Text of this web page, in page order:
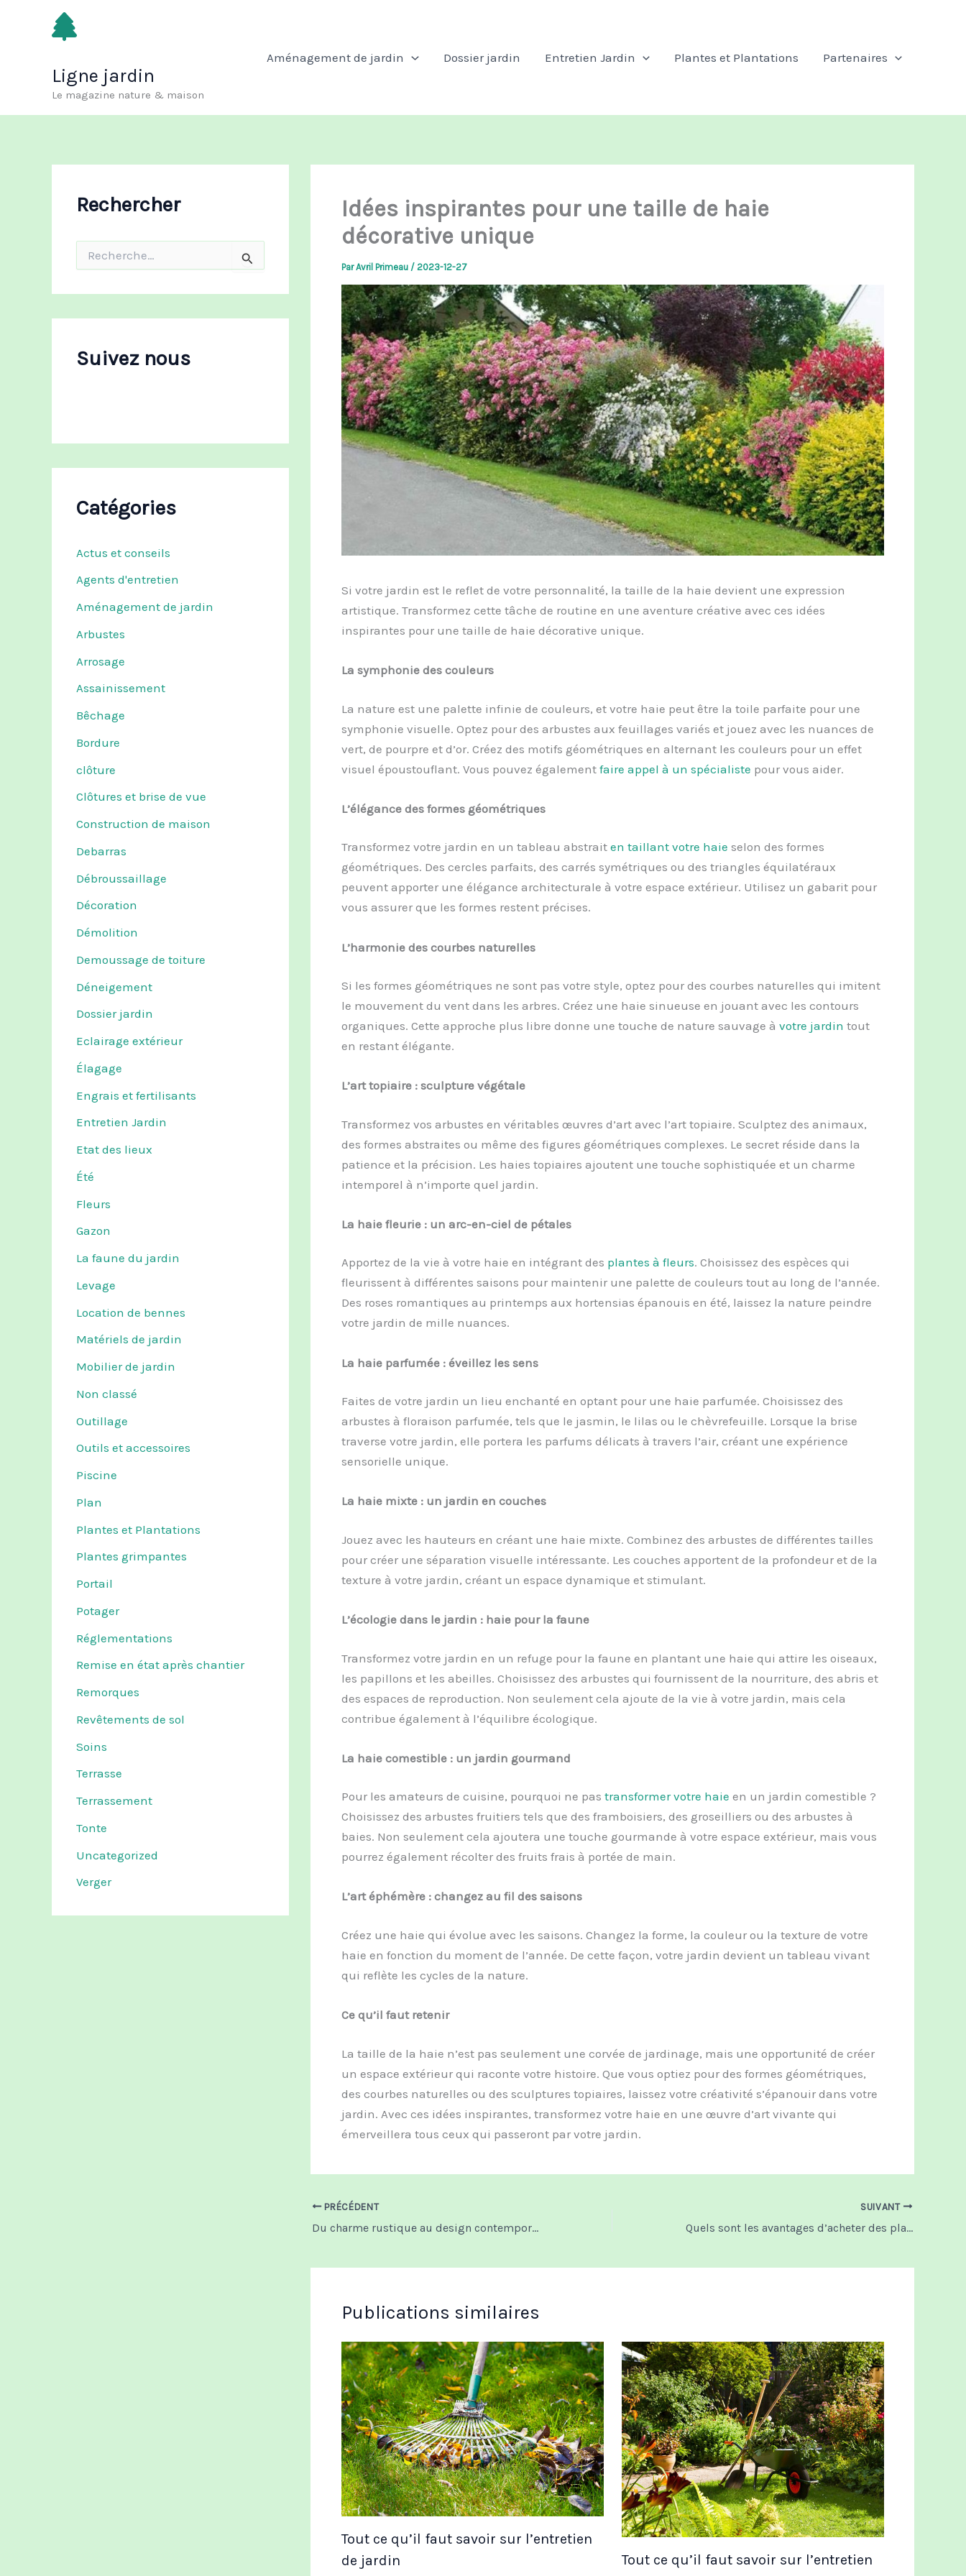
Ligne jardin
Le magazine nature & maison
Aménagement de jardin Dossier jardin Entretien Jardin Plantes et Plantations Partenaires
Rechercher
r
eSuivez nous
Catégories
Actus et conseils
Agents d'entretien
Aménagement de jardin
Arbustes
Arrosage
Assainissement
Bêchage
Bordure
clôture
Clôtures et brise de vue
Construction de maison
Debarras
Débroussaillage
Décoration
Démolition
Demoussage de toiture
Déneigement
Dossier jardin
Eclairage extérieur
Élagage
Engrais et fertilisants
Entretien Jardin
Etat des lieux
Été
Fleurs
Gazon
La faune du jardin
Levage
Location de bennes
Matériels de jardin
Mobilier de jardin
Non classé
Outillage
Outils et accessoires
Piscine
Plan
Plantes et Plantations
Plantes grimpantes
Portail
Potager
Réglementations
Remise en état après chantier
Remorques
Revêtements de sol
Soins
Terrasse
Terrassement
Tonte
Uncategorized
Verger
Idées inspirantes pour une taille de haie
décorative unique
ParAvril Primeau / 2023-12-27
Si votre jardin est le reflet de votre personnalité, la taille de la haie devient une expression
artistique. Transformez cette tâche de routine en une aventure créative avec ces idées
inspirantes pour une taille de haie décorative unique.
La symphonie des couleurs
La nature est une palette infinie de couleurs, et votre haie peut être la toile parfaite pour une
symphonie visuelle. Optez pour des arbustes aux feuillages variés et jouez avec les nuances de
vert, de pourpre et d’or. Créez des motifs géométriques en alternant les couleurs pour un effet
visuel époustouflant. Vous pouvez également faire appel à un spécialiste pour vous aider.
L’élégance des formes géométriques
Transformez votre jardin en un tableau abstrait en taillant votre haie selon des formes
géométriques. Des cercles parfaits, des carrés symétriques ou des triangles équilatéraux
peuvent apporter une élégance architecturale à votre espace extérieur. Utilisez un gabarit pour
vous assurer que les formes restent précises.
L’harmonie des courbes naturelles
Si les formes géométriques ne sont pas votre style, optez pour des courbes naturelles qui imitent
le mouvement du vent dans les arbres. Créez une haie sinueuse en jouant avec les contours
organiques. Cette approche plus libre donne une touche de nature sauvage à votre jardin tout
en restant élégante.
L’art topiaire : sculpture végétale
Transformez vos arbustes en véritables œuvres d’art avec l’art topiaire. Sculptez des animaux,
des formes abstraites ou même des figures géométriques complexes. Le secret réside dans la
patience et la précision. Les haies topiaires ajoutent une touche sophistiquée et un charme
intemporel à n’importe quel jardin.
La haie fleurie : un arc-en-ciel de pétales
Apportez de la vie à votre haie en intégrant des plantes à fleurs. Choisissez des espèces qui
fleurissent à différentes saisons pour maintenir une palette de couleurs tout au long de l’année.
Des roses romantiques au printemps aux hortensias épanouis en été, laissez la nature peindre
votre jardin de mille nuances.
La haie parfumée : éveillez les sens
Faites de votre jardin un lieu enchanté en optant pour une haie parfumée. Choisissez des
arbustes à floraison parfumée, tels que le jasmin, le lilas ou le chèvrefeuille. Lorsque la brise
traverse votre jardin, elle portera les parfums délicats à travers l’air, créant une expérience
sensorielle unique.
La haie mixte : un jardin en couches
Jouez avec les hauteurs en créant une haie mixte. Combinez des arbustes de différentes tailles
pour créer une séparation visuelle intéressante. Les couches apportent de la profondeur et de la
texture à votre jardin, créant un espace dynamique et stimulant.
L’écologie dans le jardin : haie pour la faune
Transformez votre jardin en un refuge pour la faune en plantant une haie qui attire les oiseaux,
les papillons et les abeilles. Choisissez des arbustes qui fournissent de la nourriture, des abris et
des espaces de reproduction. Non seulement cela ajoute de la vie à votre jardin, mais cela
contribue également à l’équilibre écologique.
La haie comestible : un jardin gourmand
Pour les amateurs de cuisine, pourquoi ne pas transformer votre haie en un jardin comestible ?
Choisissez des arbustes fruitiers tels que des framboisiers, des groseilliers ou des arbustes à
baies. Non seulement cela ajoutera une touche gourmande à votre espace extérieur, mais vous
pourrez également récolter des fruits frais à portée de main.
L’art éphémère : changez au fil des saisons
Créez une haie qui évolue avec les saisons. Changez la forme, la couleur ou la texture de votre
haie en fonction du moment de l’année. De cette façon, votre jardin devient un tableau vivant
qui reflète les cycles de la nature.
Ce qu’il faut retenir
La taille de la haie n’est pas seulement une corvée de jardinage, mais une opportunité de créer
un espace extérieur qui raconte votre histoire. Que vous optiez pour des formes géométriques,
des courbes naturelles ou des sculptures topiaires, laissez votre créativité s’épanouir dans votre
jardin. Avec ces idées inspirantes, transformez votre haie en une œuvre d’art vivante qui
émerveillera tous ceux qui passeront par votre jardin.
PRÉCÉDENT
Du charme rustique au design contemporain : choisir le bon enduit de façade pour exprimer votre style
SUIVANT
Quels sont les avantages d’acheter des plantes chez un pépiniériste plutôt qu’en grande surface ?
Publications similaires
Tout ce qu’il faut savoir sur l’entretien
de jardin
Tout ce qu’il faut savoir sur l’entretien